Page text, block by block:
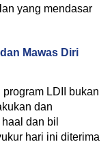
yang mendasar
Mawas Diri
LDII bukan
dan
dan bil
hari ini diterima